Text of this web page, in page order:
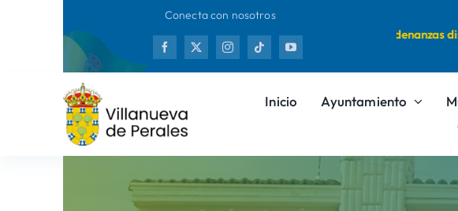
Conecta con nosotros
Nuevas ordenanzas
Inicio Ayuntamiento